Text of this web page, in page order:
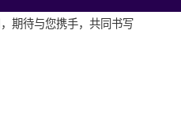
期待与您携手，共同书写